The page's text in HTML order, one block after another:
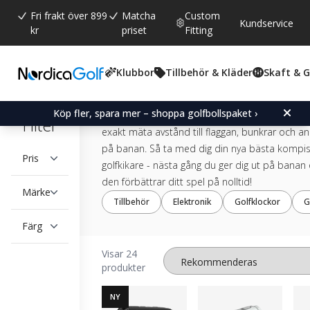
Fri frakt över 899
kr
Matcha
priset
Custom
Fitting
Kundservice
Klubbor Tillbehör & Kläder Skaft &
Köp fler, spara mer – shoppa golfbollspaket ›
Filter
Pris
Märke
Färg
Golfkikare
Ta din golfrunda till nästa nivå med en
NordicaGolf. Med en pålitlig golfkikare kan du
exakt mäta avstånd till flaggan, bunkrar och
på banan. Så ta med dig din nya bästa
golfkikare - nästa gång du ger dig ut på banan
den förbättrar ditt spel på nolltid!
Tillbehör Elektronik Golfklockor
Visar 24
produkter
NY